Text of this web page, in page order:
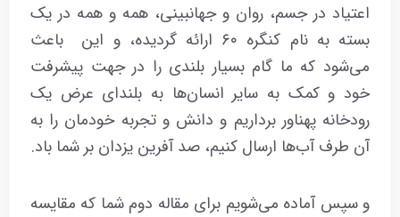
اعتیاد در جسم، روان و جهانبینی‌، همه و همه در یک
بسته به نام کنگره ۶۰ ارائه گردیده، و این باعث
می‌شود که ما گام بسیار بلندی را در جهت پیشرفت
خود و کمک به سایر انسان‌ها به بلندای عرض یک
رودخانه پهناور برداریم و دانش و تجربه خودمان را به
آن طرف آب‌ها ارسال کنیم، صد آفرین یزدان بر شما باد.
و سپس آماده می‌شویم برای مقاله دوم شما که مقایسه